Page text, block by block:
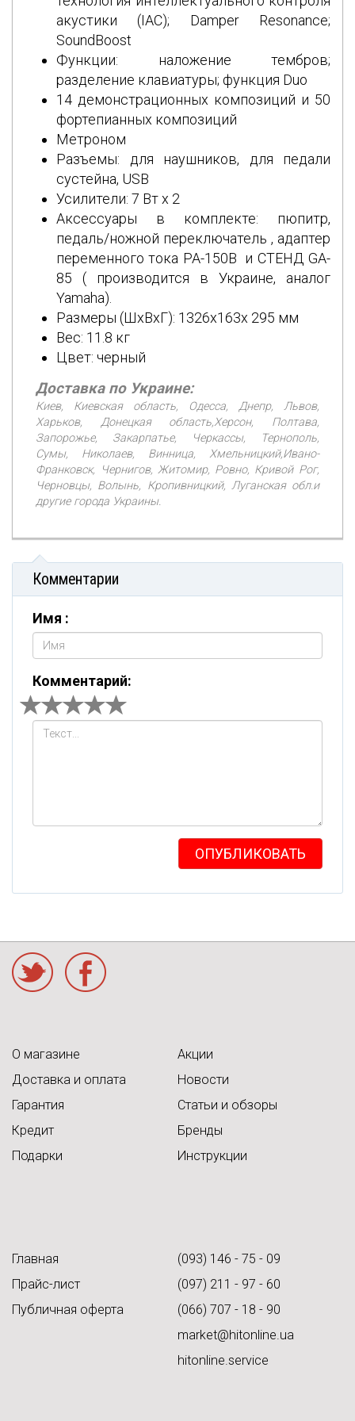
акустики (IAC); Damper Resonance;
SoundBoost
Функции: наложение тембров;
разделение клавиатуры; функция Duo
14 демонстрационных композиций и 50
фортепианных композиций
Метроном
Разъемы: для наушников, для педали
сустейна, USB
Усилители: 7 Вт x 2
Аксессуары в комплекте: пюпитр,
педаль/ножной переключатель , адаптер
переменного тока PA-150B и СТЕНД GA-
85 ( производится в Украине, аналог
Yamaha).
Размеры (ШхВхГ): 1326х163х 295 мм
Вес: 11.8 кг
Цвет: черный
Доставка по Украине:
Киев, Киевская область, Одесса, Днепр, Львов,
Харьков, Донецкая область,Херсон, Полтава,
Запорожье, Закарпатье, Черкассы, Тернополь,
Сумы, Николаев, Винница, Хмельницкий,Ивано-
Франковск, Чернигов, Житомир, Ровно, Кривой Рог,
Черновцы, Волынь, Кропивницкий, Луганская обл.и
другие города Украины.
Комментарии
Имя :
Комментарий:
ОПУБЛИКОВАТЬ
О магазине
Доставка и оплата
Гарантия
Кредит
Подарки
Акции
Новости
Статьи и обзоры
Бренды
Инструкции
Главная
Прайс-лист
Публичная оферта
(093) 146 - 75 - 09
(097) 211 - 97 - 60
(066) 707 - 18 - 90
market@hitonline.ua
hitonline.service